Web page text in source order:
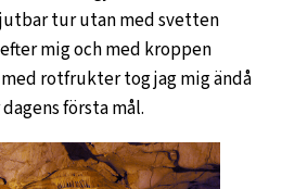
tur utan med svetten
mig och med kroppen
rotfrukter tog jag mig ändå
första mål.